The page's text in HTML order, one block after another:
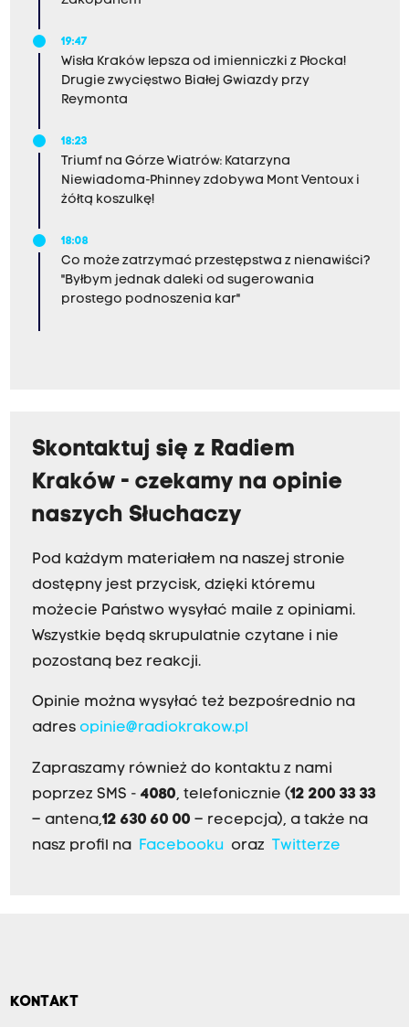
19:47
Wisła Kraków lepsza od imienniczki z Płocka!
Drugie zwycięstwo Białej Gwiazdy przy
Reymonta
18:23
Triumf na Górze Wiatrów: Katarzyna
Niewiadoma-Phinney zdobywa Mont Ventoux i
żółtą koszulkę!
18:08
Co może zatrzymać przestępstwa z nienawiści?
"Byłbym jednak daleki od sugerowania
prostego podnoszenia kar"
Skontaktuj się z Radiem
Kraków - czekamy na opinie
naszych Słuchaczy
Pod każdym materiałem na naszej stronie
dostępny jest przycisk, dzięki któremu
możecie Państwo wysyłać maile z opiniami.
Wszystkie będą skrupulatnie czytane i nie
pozostaną bez reakcji.
Opinie można wysyłać też bezpośrednio na
adres opinie@radiokrakow.pl
Zapraszamy również do kontaktu z nami
poprzez SMS - 4080, telefonicznie (12 200 33 33
– antena,12 630 60 00 – recepcja), a także na
nasz profil na
Facebookuoraz Twitterze
KONTAKT